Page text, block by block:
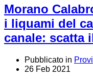
Morano
i liquami del
canale: scatta
Pubblicato in
26 Feb 2021